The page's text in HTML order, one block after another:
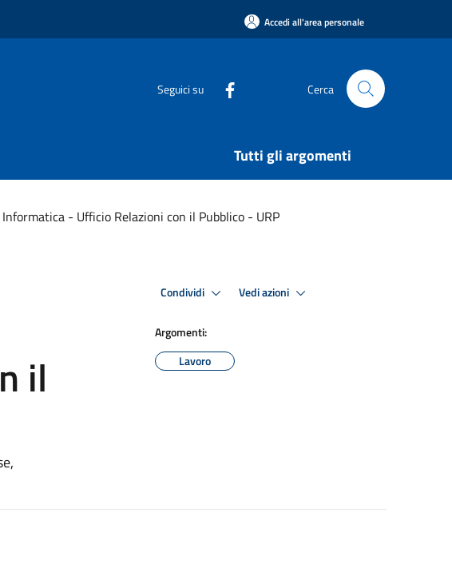
Accedi all'area personale
Seguici su Cerca
Tutti gli argomenti
- Ufficio Relazioni con il Pubblico - URP
il
Condividi Vedi azioni
Argomenti:
Lavoro